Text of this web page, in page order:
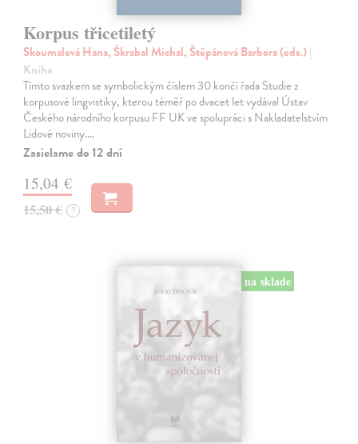
Korpus třicetiletý
Skoumalová Hana, Škrabal Michal, Štěpánová Barbora (eds.)|
Kniha
Tímto svazkem se symbolickým číslem 30 končí řada Studie z
korpusové lingvistiky, kterou téměř po dvacet let vydával Ústav
Českého národního korpusu FF UK ve spolupráci s Nakladatelstvím
Lidové noviny.…
Zasielame do 12 dní
15,04 €
15,50 € ?
na sklade